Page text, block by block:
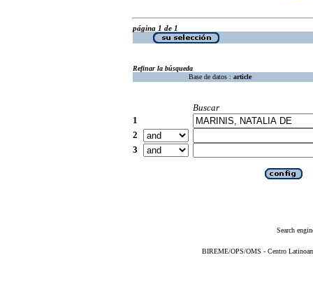
página 1 de 1
Refinar la búsqueda
Base de datos : article
Buscar
1
2
3
Search
BIREME/OPS/OMS - Centro